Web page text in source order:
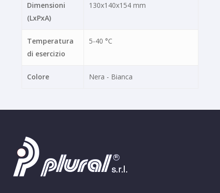
Dimensioni
(LxPxA)
130x140x154 mm
Temperatura
di esercizio
5-40 °C
Colore Nera - Bianca